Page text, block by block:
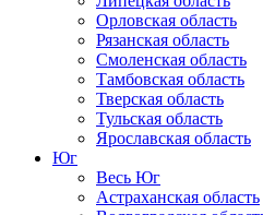
Орловская область
Рязанская область
Смоленская область
Тамбовская область
Тверская область
Тульская область
Ярославская область
Юг
Весь Юг
Астраханская область